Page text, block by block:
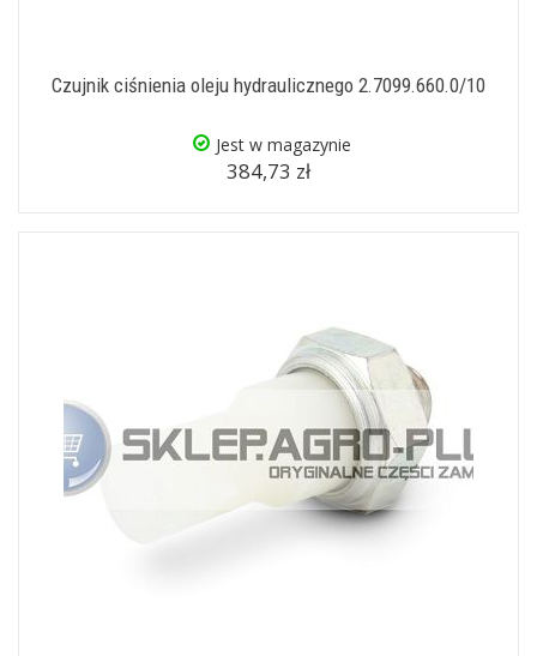
Czujnik ciśnienia oleju hydraulicznego 2.7099.660.0/10
Jest w magazynie
384,73 zł